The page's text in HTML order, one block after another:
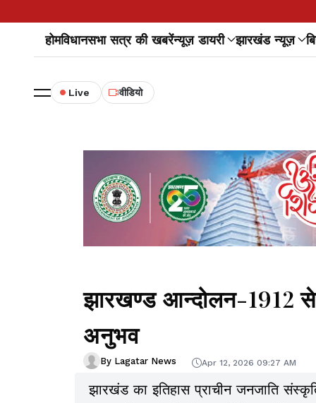
होमविधानसभा सत्र की खबरेंन्यूज़ डायरी झारखंड न्यूज़
Live वीडियो
झारखण्ड आन्दोलन-1912
अनुभव
By Lagatar News Apr 12, 2026 09:27 AM
झारखंड का इतिहास प्राचीन जनजाति